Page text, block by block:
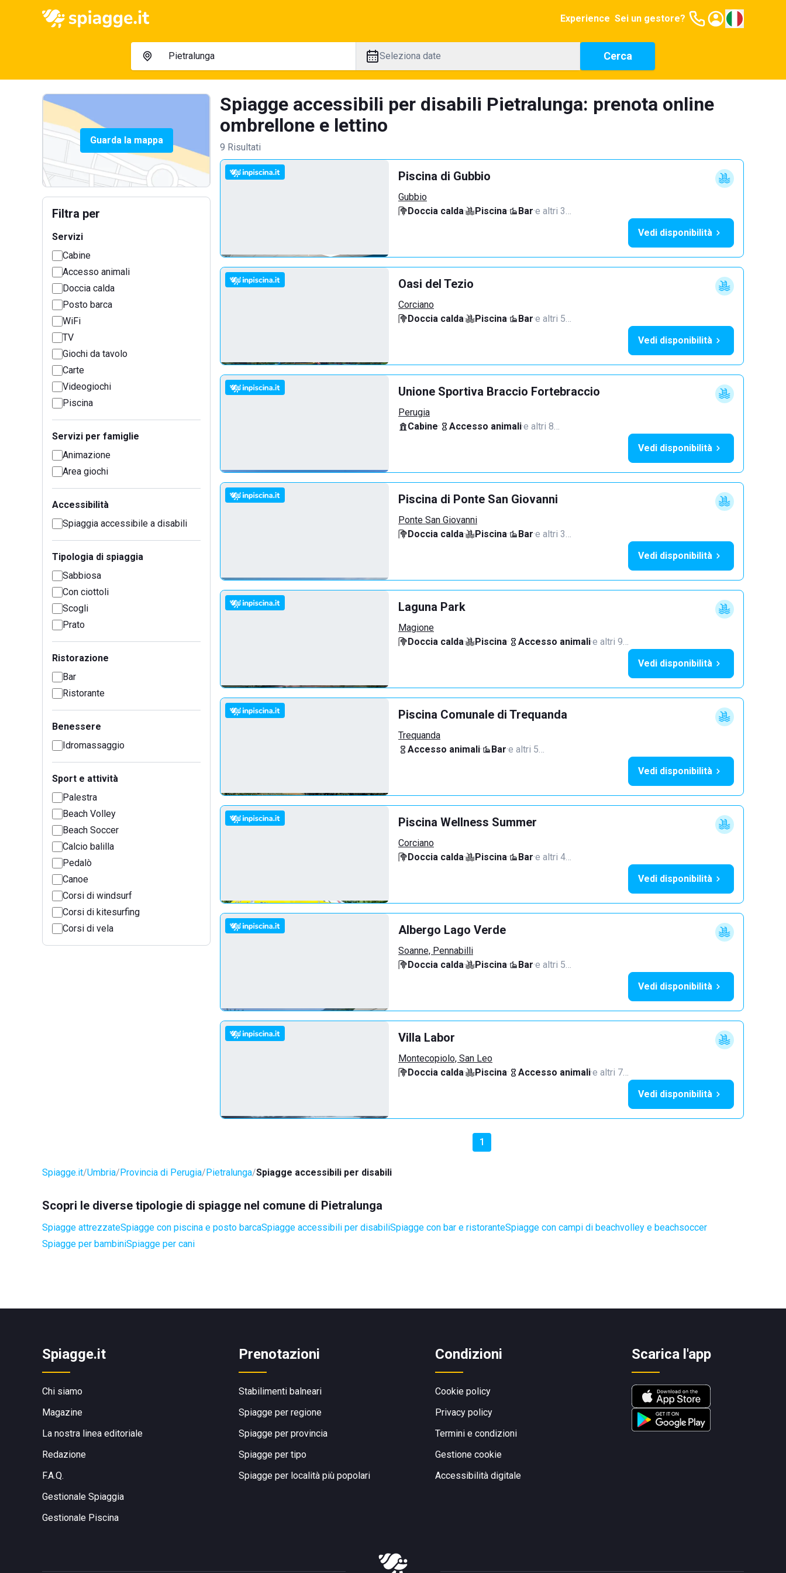
Experience Sei un gestore?
Seleziona date Cerca
Guarda la mappa
Filtra per
Servizi
Cabine
Accesso animali
Doccia calda
Posto barca
WiFi
TV
Giochi da tavolo
Carte
Videogiochi
Piscina
Servizi per famiglie
Animazione
Area giochi
Accessibilità
Spiaggia accessibile a disabili
Tipologia di spiaggia
Sabbiosa
Con ciottoli
Scogli
Prato
Ristorazione
Bar
Ristorante
Benessere
Idromassaggio
Sport e attività
Palestra
Beach Volley
Beach Soccer
Calcio balilla
Pedalò
Canoe
Corsi di windsurf
Corsi di kitesurfing
Corsi di vela
Spiagge accessibili per disabili Pietralunga: prenota online
ombrellone e lettino
9 Risultati
Piscina di Gubbio
Gubbio
Doccia calda· Piscina· Bar·e altri 3…
Vedi disponibilità
Oasi del Tezio
Corciano
Doccia calda· Piscina· Bar·e altri 5…
Vedi disponibilità
Unione Sportiva Braccio Fortebraccio
Perugia
Cabine· Accesso animali·e altri 8…
Vedi disponibilità
Piscina di Ponte San Giovanni
Ponte San Giovanni
Doccia calda· Piscina· Bar·e altri 3…
Vedi disponibilità
Laguna Park
Magione
Doccia calda· Piscina· Accesso animali·e altri 9…
Vedi disponibilità
Piscina Comunale di Trequanda
Trequanda
Accesso animali· Bar·e altri 5…
Vedi disponibilità
Piscina Wellness Summer
Corciano
Doccia calda· Piscina· Bar·e altri 4…
Vedi disponibilità
Albergo Lago Verde
Soanne, Pennabilli
Doccia calda· Piscina· Bar·e altri 5…
Vedi disponibilità
Villa Labor
Montecopiolo, San Leo
Doccia calda· Piscina· Accesso animali·e altri 7…
Vedi disponibilità
1
Spiagge.it Umbria Provincia di Perugia Pietralunga Spiagge accessibili per disabili
Scopri le diverse tipologie di spiagge nel comune di Pietralunga
Spiagge attrezzateSpiagge con piscina e posto barcaSpiagge accessibili per disabiliSpiagge con bar e ristoranteSpiagge con campi di beachvolley e beachsoccer
Spiagge per bambiniSpiagge per cani
Spiagge.it
Chi siamo
Magazine
La nostra linea editoriale
Redazione
F.A.Q.
Gestionale Spiaggia
Gestionale Piscina
Prenotazioni
Stabilimenti balneari
Spiagge per regione
Spiagge per provincia
Spiagge per tipo
Spiagge per località più popolari
Condizioni
Cookie policy
Privacy policy
Termini e condizioni
Gestione cookie
Accessibilità digitale
Scarica l'app